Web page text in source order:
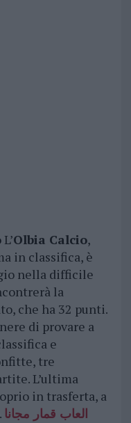
L’Olbia Calcio,
in classifica, è
nella difficile
la
che ha 32 punti.
di provare a
e
tre
L’ultima
in trasferta, a
العاب قمار مجانا